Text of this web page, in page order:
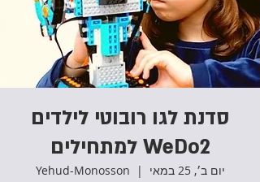
סדנת לגו רובוטי לילדים
WeDo2 למתחילים
יום ב׳, 25 במאי
  |
Yehud-Monosson